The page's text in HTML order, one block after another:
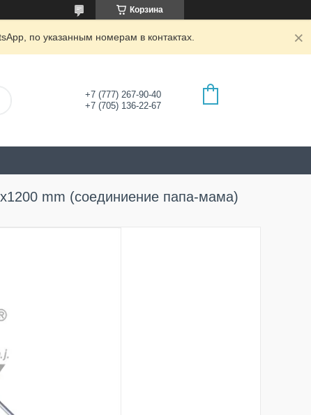
Корзина
по указанным номерам в контактах.
+7 (777) 267-90-40
+7 (705) 136-22-67
mm (соединиение папа-мама)